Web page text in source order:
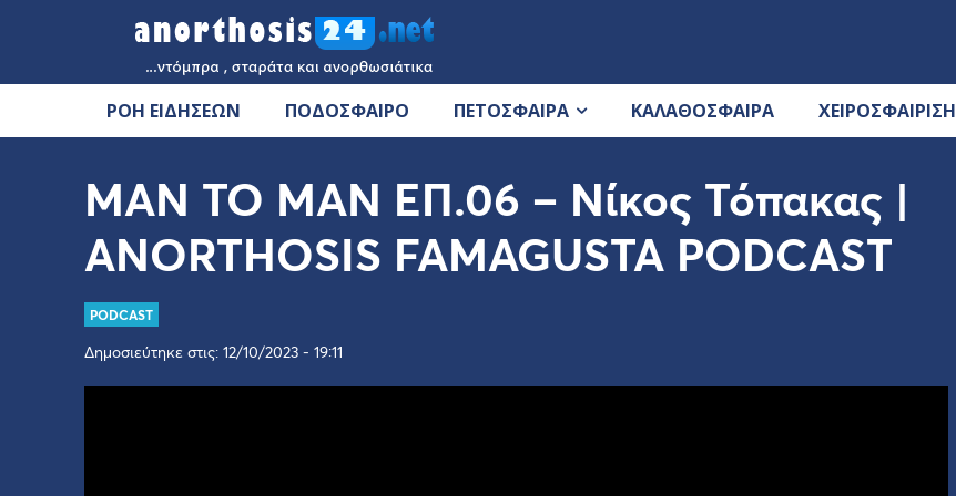
ΡΟΗ ΕΙΔΗΣΕΩΝ ΠΟΔΟΣΦΑΙΡΟ ΠΕΤΟΣΦΑΙΡΑ ΚΑΛΑΘΟΣΦΑΙΡΑ ΧΕΙΡΟΣΦΑΙΡΙΣΗ
MAN TO MAN ΕΠ.06 – Νίκος Τόπακας |
ANORTHOSIS FAMAGUSTA PODCAST
PODCAST
Δημοσιεύτηκε στις: 12/10/2023 - 19:11